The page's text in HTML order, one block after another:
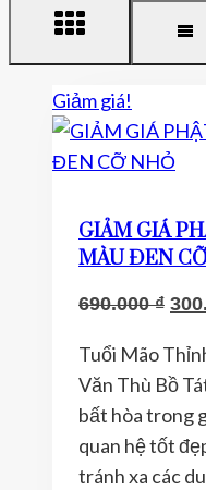
Giảm giá!
GIẢM GIÁ
MÀU ĐEN
690.000₫ Giá
là:
Tuổi Mão
Văn Thù Bồ
bất hòa trong
quan hệ tốt
tránh xa các